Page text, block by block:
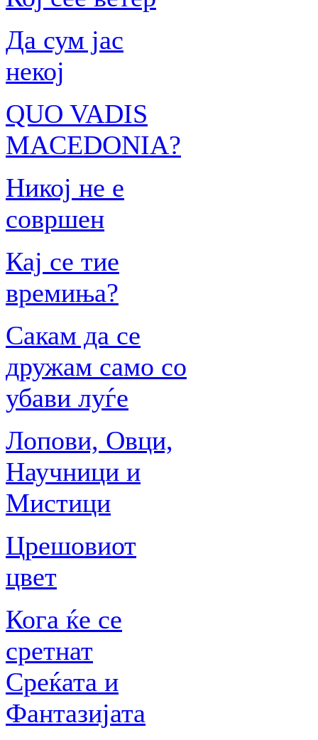
Да сум јас
некој
QUO VADIS
MACEDONIA?
Никој не е
совршен
Кај се тие
времиња?
Сакам да се
дружам само со
убави луѓе
Лопови, Овци,
Научници и
Мистици
Црешовиот
цвет
Кога ќе се
сретнат
Среќата и
Фантазијата